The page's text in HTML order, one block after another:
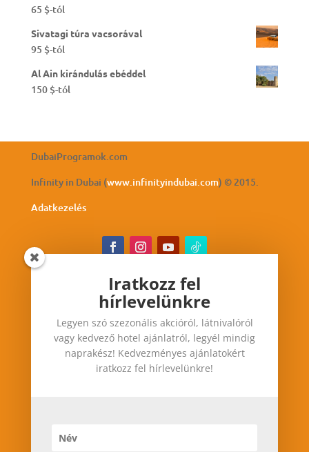
65 $-tól
Sivatagi túra vacsorával
95 $-tól
Al Ain kirándulás ebéddel
150 $-tól
DubaiProgramok.com
Infinity in Dubai (www.infinityindubai.com) © 2015.
Adatkezelés
Iratkozz fel hírlevelünkre
Legyen szó szezonális akcióról, látnivalóról vagy
kedvező hotel ajánlatról, legyél mindig
naprakész! Kedvezményes ajánlatokért iratkozz
Iratkozz fel
hírlevelünkre
Legyen szó szezonális akcióról, látnivalóról
vagy kedvező hotel ajánlatról, legyél mindig
naprakész! Kedvezményes ajánlatokért
iratkozz fel hírlevelünkre!